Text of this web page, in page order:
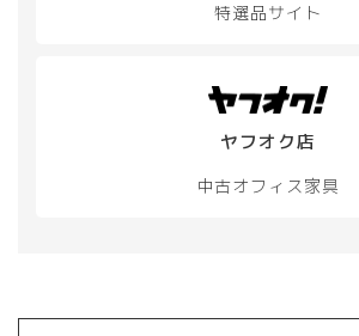
特選品サイト
ヤフオク店
中古オフィス家具